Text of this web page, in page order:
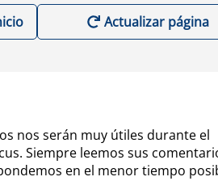
Actualizar página
nos serán muy útiles durante el
Siempre leemos sus
en el menor tiempo